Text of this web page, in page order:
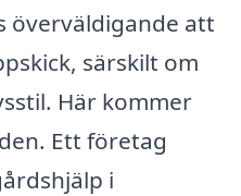
överväldigande att
särskilt om
Här kommer
Ett företag
i